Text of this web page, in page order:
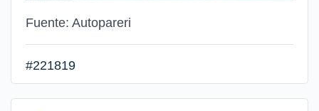
Fuente: Autopareri
#221819